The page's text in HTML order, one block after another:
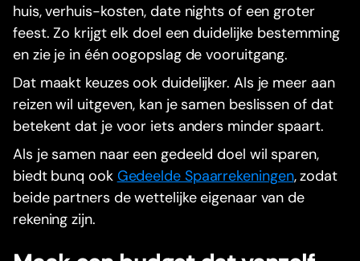
huis, verhuis-kosten, date nights of een groter
feest. Zo krijgt elk doel een duidelijke bestemming
en zie je in één oogopslag de vooruitgang.
Dat maakt keuzes ook duidelijker. Als je meer aan
reizen wil uitgeven, kan je samen beslissen of dat
betekent dat je voor iets anders minder spaart.
Als je samen naar een gedeeld doel wil sparen,
biedt bunq ook Gedeelde Spaarrekeningen, zodat
beide partners de wettelijke eigenaar van de
rekening zijn.